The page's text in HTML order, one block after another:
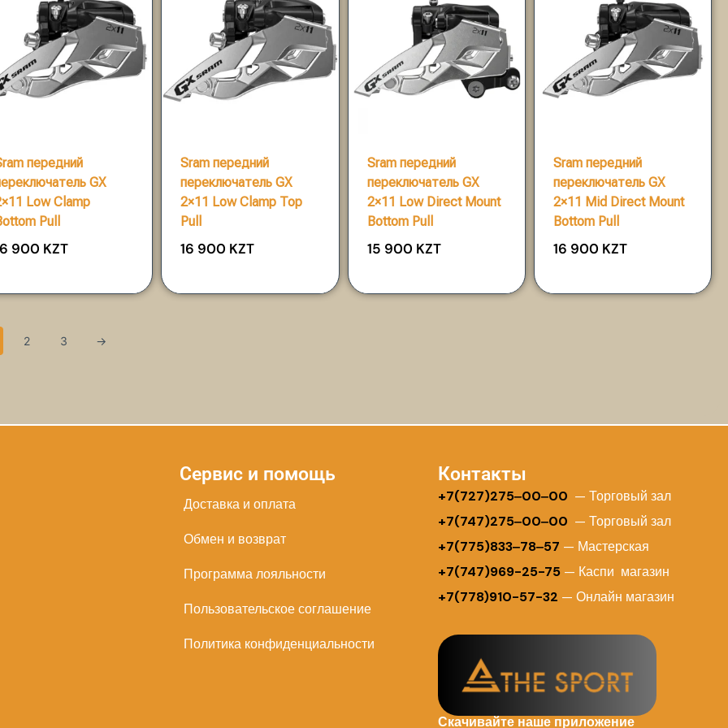
передний
GX
Low Clamp
Pull
900 KZT
Sram передний
переключатель GX
2×11 Low Clamp Top
Pull
16 900 KZT
Sram передний
переключатель GX
2×11 Low Direct Mount
Bottom Pull
15 900 KZT
Sram передний
переключатель GX
2×11 Mid Direct Mount
Bottom Pull
16 900 KZT
2 3 →
Сервис и помощь
Доставка и оплата
Обмен и возврат
Программа лояльности
Пользовательское соглашение
Политика конфиденциальности
Контакты
+7(727)275‒00‒00 — Торговый зал
+7(747)275‒00‒00 — Торговый зал
+7(775)833‒78‒57 — Мастерская
+7(747)969-25-75— Каспи магазин
+7(778)910-57-32 — Онлайн магазин
Скачивайте наше приложение